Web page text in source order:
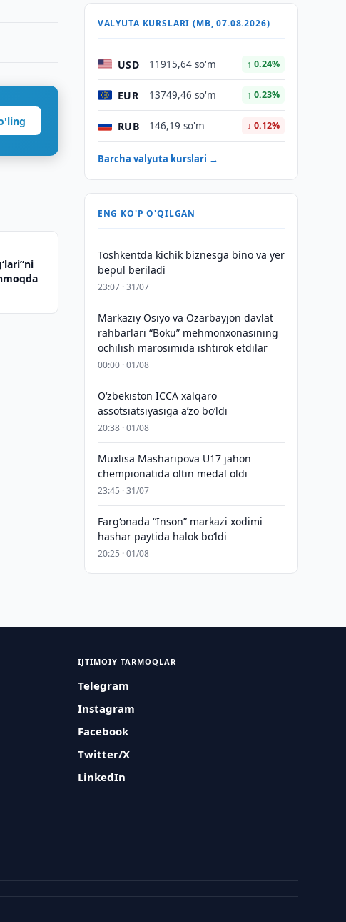
VALYUTA KURSLARI (MB, 07.08.2026)
USD 11915,64 so'm ↑ 0.24%
EUR 13749,46 so'm ↑ 0.23%
RUB 146,19 so'm ↓ 0.12%
Barcha valyuta kurslari →
ENG KO'P O'QILGAN
Toshkentda kichik biznesga bino va yer
bepul beriladi
23:07 · 31/07
Markaziy Osiyo va Ozarbayjon davlat
rahbarlari “Boku” mehmonxonasining
ochilish marosimida ishtirok etdilar
00:00 · 01/08
O‘zbekiston ICCA xalqaro
assotsiatsiyasiga aʼzo bo‘ldi
20:38 · 01/08
Muxlisa Masharipova U17 jahon
chempionatida oltin medal oldi
23:45 · 31/07
Farg‘onada “Inson” markazi xodimi
hashar paytida halok bo‘ldi
20:25 · 01/08
IJTIMOIY TARMOQLAR
Telegram
Instagram
Facebook
Twitter/X
LinkedIn